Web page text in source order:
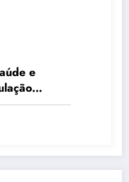
e